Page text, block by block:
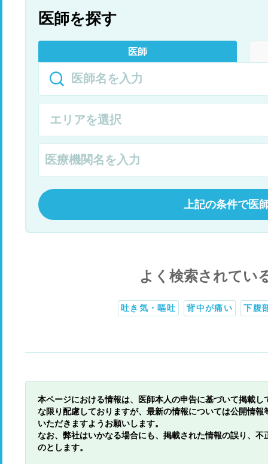
医師を探す
医師
上記の条件で医
よく検索されてい
吐き気・嘔吐 背中が痛い 下腹
本ページにおける情報は、医師本人の申告に基づいて掲載
な限り配慮しておりますが、最新の情報については公開情
いただきますようお願いします。
なお、弊社はいかなる場合にも、掲載された情報の誤り、
のとします。